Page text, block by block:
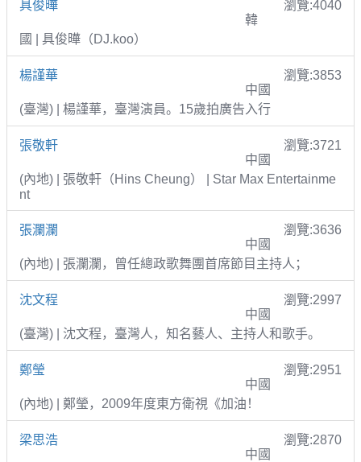
具俊曄
瀏覽:4040
韓
國 | 具俊曄（DJ.koo）
楊謹華
瀏覽:3853
中國
(臺灣) | 楊謹華，臺灣演員。15歲拍廣告入行
張敬軒
瀏覽:3721
中國
(內地) | 張敬軒（Hins Cheung） | Star Max Entertainme
nt
張瀾瀾
瀏覽:3636
中國
(內地) | 張瀾瀾，曾任總政歌舞團首席節目主持人；
沈文程
瀏覽:2997
中國
(臺灣) | 沈文程，臺灣人，知名藝人、主持人和歌手。
鄭瑩
瀏覽:2951
中國
(內地) | 鄭瑩，2009年度東方衛視《加油！
梁思浩
瀏覽:2870
中國